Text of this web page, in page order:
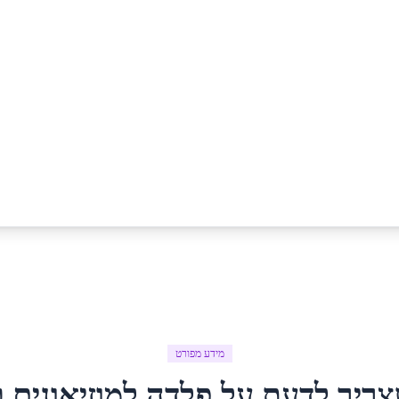
מידע מפורט